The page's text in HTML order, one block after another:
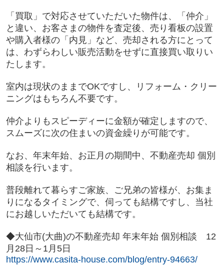
「買取」で対応させていただいた物件は、「仲介」
と違い、お客さまの物件を査定後、売り看板の設置
や購入者様の「内見」など、売却される方にとって
は、わずらわしい販売活動をせずに直接買い取りい
たします。
室内は現状のままでOKですし、リフォーム・クリー
ニングはもちろん不要です。
仲介よりもスピーディーに金額が確定しますので、
スムーズに次の住まいの資金繰りが可能です。
なお、年末年始、お正月の期間中、不動産売却 個別
相談を行います。
普段離れて暮らすご家族、ご兄弟の皆様が、お集ま
りになるタイミングで、伺っても結構ですし、当社
にお越しいただいても結構です。
◆大仙市(大曲)の不動産売却 年末年始 個別相談 12
月28日～1月5日
https://www.casita-house.com/blog/entry-94663/